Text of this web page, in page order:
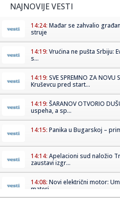
NAJNOVIJE VESTI
14:24: Mađar se zahvalio
struje
14:19: Vrućina ne pušta Srbiju:
s...
14:19: SVE SPREMNO ZA
Kruševcu pred start...
14:19: ŠARANOV OTVORIO
uspeha, a sp...
14:15: Panika u Bugarskoj –
14:14: Apelacioni sud naložio
zaustavi izgr...
14:08: Novi električni motor:
materi...